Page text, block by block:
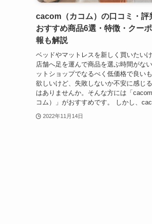
cacom（カコム）の口コミ・評
おすすめ商品6選・特徴・クー
報も解説
ベッドやマットレスを新しく買いたいけ
店舗へ足を運んで商品を選ぶ時間がな
ットショップでなるべく低価格で良い
欲しいけど、失敗しないか不安に感じ
はありませんか。そんな方には「
コム）」がおすすめです。 しかし、
2022年11月14日